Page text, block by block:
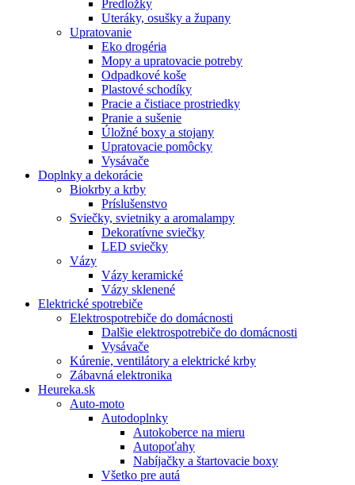
Predložky
Uteráky, osušky a župany
Upratovanie
Eko drogéria
Mopy a upratovacie potreby
Odpadkové koše
Plastové schodíky
Pracie a čistiace prostriedky
Pranie a sušenie
Úložné boxy a stojany
Upratovacie pomôcky
Vysávače
Doplnky a dekorácie
Biokrby a krby
Príslušenstvo
Sviečky, svietniky a aromalampy
Dekoratívne sviečky
LED sviečky
Vázy
Vázy keramické
Vázy sklenené
Elektrické spotrebiče
Elektrospotrebiče do domácnosti
Dalšie elektrospotrebiče do domácnosti
Vysávače
Kúrenie, ventilátory a elektrické krby
Zábavná elektronika
Heureka.sk
Auto-moto
Autodoplnky
Autokoberce na mieru
Autopoťahy
Nabíjačky a štartovacie boxy
Všetko pre autá